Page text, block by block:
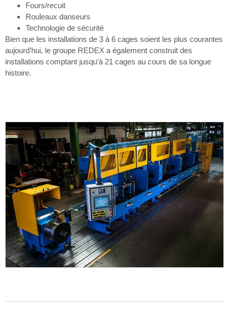
Fours/recuit
Rouleaux danseurs
Technologie de sécurité
Bien que les installations de 3 à 6 cages soient les plus courantes
aujourd’hui, le groupe REDEX a également construit des
installations comptant jusqu’à 21 cages au cours de sa longue
histoire.